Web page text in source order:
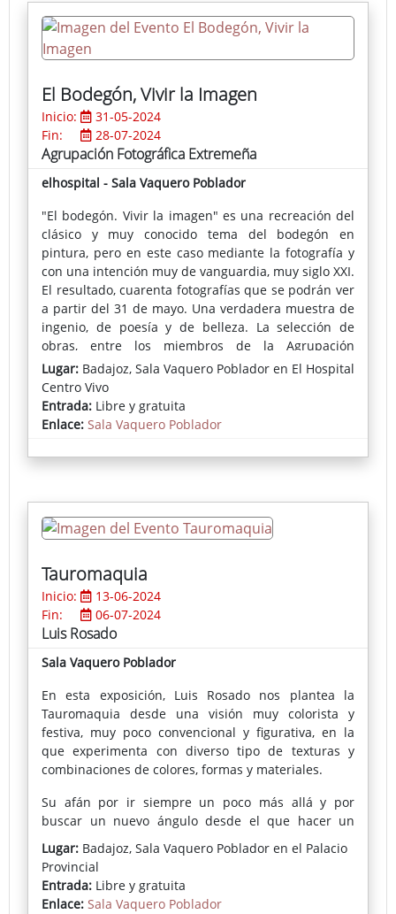
incidencias:licencias@ciclismoextremadura.e
s
A partir del 17/06/2024 la inscripción aumenta
7,00€
que confirmarla en dicha inscripción).
MÁS INFORMACIÓN
Plano (pdf)
Facebook del OrganizadorPuerto Lobo C.D.
El Bodegón, Vivir la Imagen
Inicio:
31-05-2024
Fin:
28-07-2024
Agrupación Fotográfica Extremeña
elhospital - Sala Vaquero Poblador
"El bodegón. Vivir la imagen" es una recreación del
clásico y muy conocido tema del bodegón en
pintura, pero en este caso mediante la fotografía y
con una intención muy de vanguardia, muy siglo XXI.
El resultado, cuarenta fotografías que se podrán ver
a partir del 31 de mayo. Una verdadera muestra de
ingenio, de poesía y de belleza. La selección de
obras, entre los miembros de la Agrupación
Fotográfica Extremeña que se embarcaron en el
proyecto, ha sido comisariada por el reconocido
fotógrafo JAM Montoya.
Lugar: Badajoz, Sala Vaquero Poblador en El Hospital
Centro Vivo
Entrada: Libre y gratuita
Enlace: Sala Vaquero Poblador
Tauromaquia
Inicio:
13-06-2024
Fin:
06-07-2024
Luis Rosado
Sala Vaquero Poblador
En esta exposición, Luis Rosado nos plantea la
Tauromaquia desde una visión muy colorista y
festiva, muy poco convencional y figurativa, en la
que experimenta con diverso tipo de texturas y
combinaciones de colores, formas y materiales.
Su afán por ir siempre un poco más allá y por
buscar un nuevo ángulo desde el que hacer un
tratamiento artístico de la realidad son rasgos de
estilo propio, como podrán apreciar aquellos que se
acerquen a esta Sala, hasta el sábado 6 de julio,
para visitar Tauromaquia.
Lugar: Badajoz, Sala Vaquero Poblador en el Palacio
Provincial
Entrada: Libre y gratuita
Enlace: Sala Vaquero Poblador